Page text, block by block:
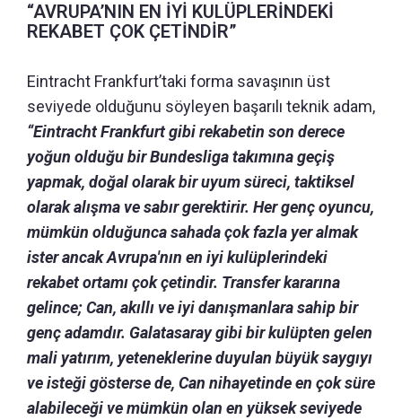
“AVRUPA’NIN EN İYİ KULÜPLERİNDEKİ
REKABET ÇOK ÇETİNDİR”
Eintracht Frankfurt’taki forma savaşının üst
seviyede olduğunu söyleyen başarılı teknik adam,
“Eintracht Frankfurt gibi rekabetin son derece
yoğun olduğu bir Bundesliga takımına geçiş
yapmak, doğal olarak bir uyum süreci, taktiksel
olarak alışma ve sabır gerektirir. Her genç oyuncu,
mümkün olduğunca sahada çok fazla yer almak
ister ancak Avrupa'nın en iyi kulüplerindeki
rekabet ortamı çok çetindir. Transfer kararına
gelince; Can, akıllı ve iyi danışmanlara sahip bir
genç adamdır. Galatasaray gibi bir kulüpten gelen
mali yatırım, yeteneklerine duyulan büyük saygıyı
ve isteği gösterse de, Can nihayetinde en çok süre
alabileceği ve mümkün olan en yüksek seviyede